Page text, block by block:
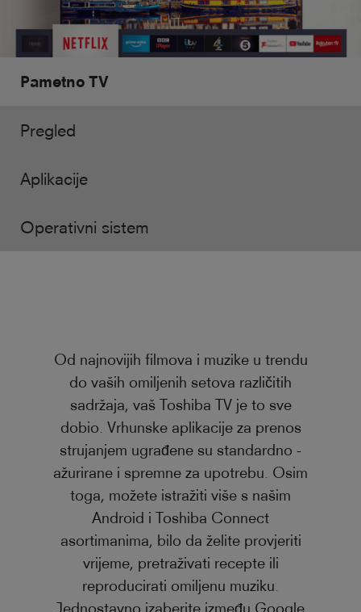
Pametno TV
Pregled
Aplikacije
Operativni sistem
Od najnovijih filmova i muzike u trendu
do vaših omiljenih setova različitih
sadržaja, vaš Toshiba TV je to sve
dobio. Vrhunske aplikacije za prenos
strujanjem ugrađene su standardno -
ažurirane i spremne za upotrebu. Osim
toga, možete istražiti više s našim
Android i Toshiba Connect
asortimanima, bilo da želite provjeriti
vrijeme, pretraživati recepte ili
reproducirati omiljenu muziku.
Jednostavno izaberite između Google